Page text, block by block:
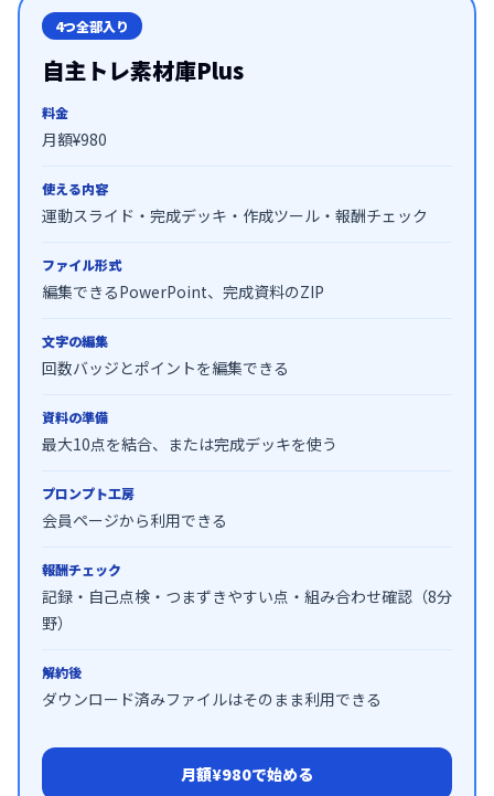
4つ全部入り
自主トレ素材庫Plus
料金
月額¥980
使える内容
運動スライド・完成デッキ・作成ツール・報酬チェック
ファイル形式
編集できるPowerPoint、完成資料のZIP
文字の編集
回数バッジとポイントを編集できる
資料の準備
最大10点を結合、または完成デッキを使う
プロンプト工房
会員ページから利用できる
報酬チェック
記録・自己点検・つまずきやすい点・組み合わせ確認（8分
野）
解約後
ダウンロード済みファイルはそのまま利用できる
月額¥980で始める